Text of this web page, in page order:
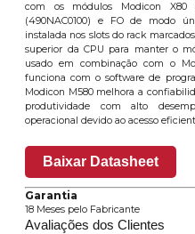
com os módulos Modicon X80
(490NAC0100) e FO de modo
instalada nos slots do rack
superior da CPU para manter o
usado em combinação com o
funciona com o software de
Modicon M580 melhora a
produtividade com alto
operacional devido ao acesso
Baixar Datasheet
Garantia
18 Meses pelo Fabricante
Avaliações dos Clientes